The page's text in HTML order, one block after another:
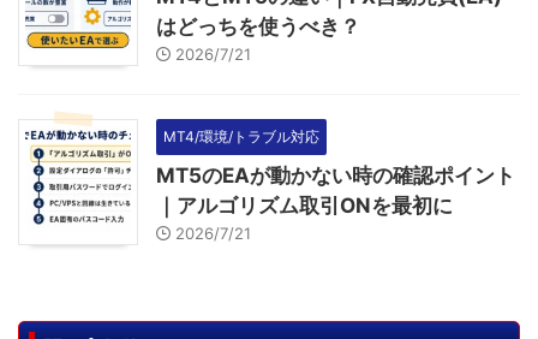
はどっちを使うべき？
2026/7/21
MT4/環境/トラブル対応
MT5のEAが動かない時の確認ポイント
｜アルゴリズム取引ONを最初に
2026/7/21